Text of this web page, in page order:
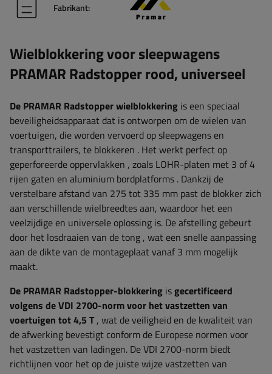
Fabrikant:
Wielblokkering voor sleepwagens
PRAMAR Radstopper rood, universeel
De PRAMAR Radstopper wielblokkering is een speciaal
beveiligheidsapparaat dat is ontworpen om de wielen van
voertuigen, die worden vervoerd op sleepwagens en
transporttrailers, te blokkeren . Het werkt perfect op
geperforeerde oppervlakken , zoals LOHR-platen met 3 of 4
rijen gaten en aluminium bordplatforms . Dankzij de
verstelbare afstand van 275 tot 335 mm past de blokker zich
aan verschillende wielbreedtes aan, waardoor het een
veelzijdige en universele oplossing is. De afstelling gebeurt
door het losdraaien van de tong , wat een snelle aanpassing
aan de dikte van de montageplaat vanaf 3 mm mogelijk
maakt.
De PRAMAR Radstopper-blokkering isgecertificeerd
volgens deVDI 2700-norm voor het vastzetten van
voertuigen tot 4,5 T, wat de veiligheid en de kwaliteit van
de afwerking bevestigt conform de Europese normen voor
het vastzetten van ladingen. De VDI 2700-norm biedt
richtlijnen voor het op de juiste wijze vastzetten van